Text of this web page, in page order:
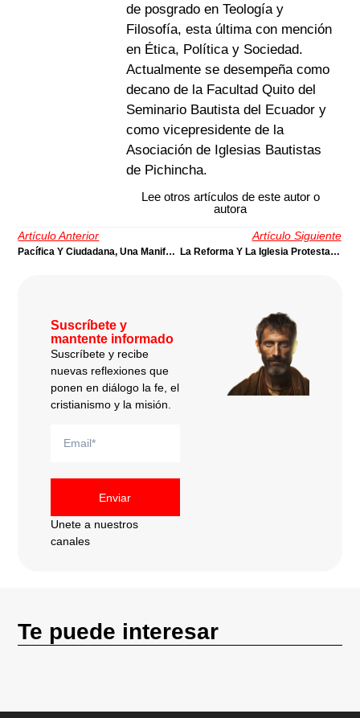
de posgrado en Teología y
Filosofía, esta última con mención
en Ética, Política y Sociedad.
Actualmente se desempeña como
decano de la Facultad Quito del
Seminario Bautista del Ecuador y
como vicepresidente de la
Asociación de Iglesias Bautistas
de Pichincha.
Lee otros artículos de este autor o
autora
Artículo Anterior
Pacífica Y Ciudadana, Una Manifestación Por La Vida
Artículo Siguiente
La Reforma Y La Iglesia Protestante De Hoy (1), Una Visión Más Amplia Y Una Contextualización | Por Juan Stam
Suscríbete y
mantente informado
Suscríbete y recibe
nuevas reflexiones que
ponen en diálogo la fe, el
cristianismo y la misión.
Enviar
Unete a nuestros
canales
Te puede interesar